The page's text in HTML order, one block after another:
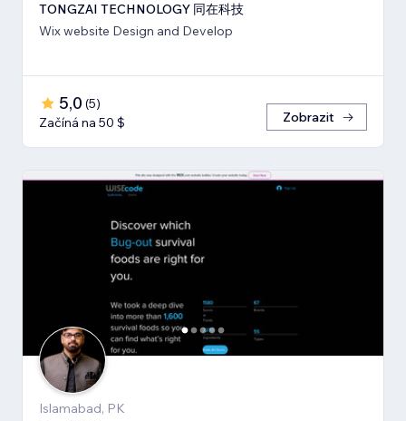
TONGZAI TECHNOLOGY 同在科技
Wix website Design and Develop
5,0 (5)
Začíná na 50 $
Zobrazit
Islamabad, PK